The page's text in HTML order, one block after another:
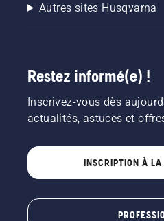
Autres sites Husqvarna
Restez informé(e) !
Inscrivez-vous dès
actualités, astuces et
INSCRIPTION À LA